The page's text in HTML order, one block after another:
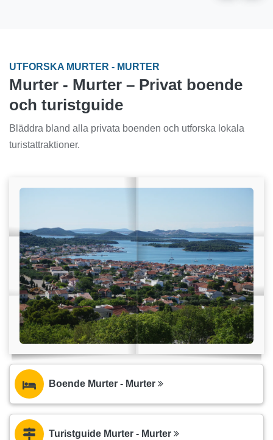
UTFORSKA MURTER - MURTER
Murter - Murter – Privat boende
och turistguide
Bläddra bland alla privata boenden och utforska lokala
turistattraktioner.
Boende Murter - Murter
Turistguide Murter - Murter